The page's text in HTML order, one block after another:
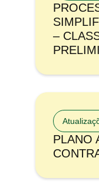
–
PLANO